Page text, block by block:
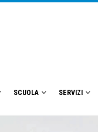
SCUOLA SERVIZI